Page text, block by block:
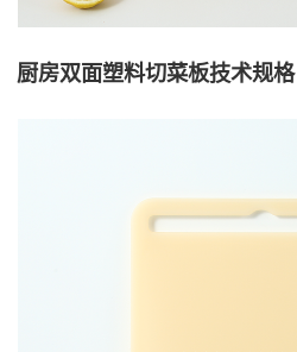
厨房双面塑料切菜板技术规格